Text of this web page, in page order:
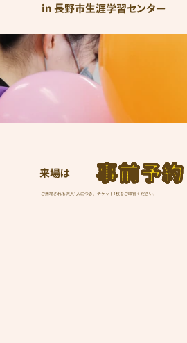
in 長野市生涯学習センター
来場は 事前予約
ご来場される大人1人につき、チケット1枚をご取得ください。